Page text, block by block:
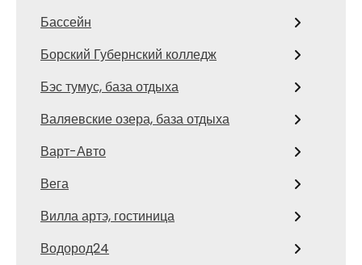
Бассейн
Борский Губернский колледж
Бэс тумус, база отдыха
Валяевские озера, база отдыха
Варт-Авто
Вега
Вилла артэ, гостиница
Водород24